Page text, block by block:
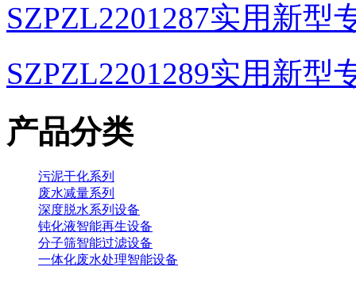
SZPZL2201287实用新型
SZPZL2201289实用新型
产品分类
污泥干化系列
废水减量系列
深度脱水系列设备
钝化液智能再生设备
分子筛智能过滤设备
一体化废水处理智能设备